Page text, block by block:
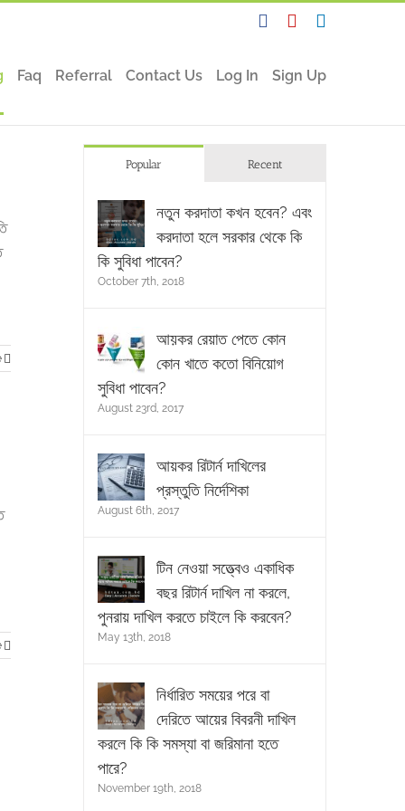
FacebookYouTube
Faq Referral Contact Us Log In Sign Up
Popular Recent
নতুন করদাতা কখন হবেন? এবং
করদাতা হলে সরকার থেকে কি
কি সুবিধা পাবেন?
October 7th, 2018
আয়কর রেয়াত পেতে কোন
কোন খাতে কতো বিনিয়োগ
সুবিধা পাবেন?
August 23rd, 2017
আয়কর রিটার্ন দাখিলের
প্রস্তুতি নির্দেশিকা
August 6th, 2017
টিন নেওয়া সত্ত্বেও একাধিক
বছর রিটার্ন দাখিল না করলে,
পুনরায় দাখিল করতে চাইলে কি করবেন?
May 13th, 2018
নির্ধারিত সময়ের পরে বা
দেরিতে আয়ের বিবরনী দাখিল
করলে কি কি সমস্যা বা জরিমানা হতে
পারে?
November 19th, 2018